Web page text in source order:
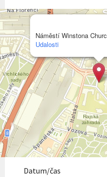
Náměstí Winstona
Udalosti
Datum/čas